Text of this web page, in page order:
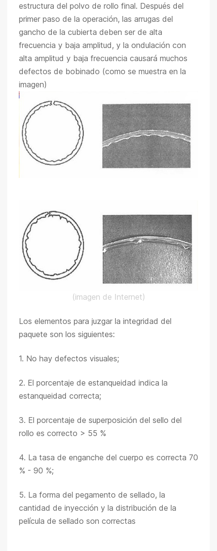
estructura del polvo de rollo final. Después del
primer paso de la operación, las arrugas del
gancho de la cubierta deben ser de alta
frecuencia y baja amplitud, y la ondulación con
alta amplitud y baja frecuencia causará muchos
defectos de bobinado (como se muestra en la
imagen)
(imagen de Internet)
Los elementos para juzgar la integridad del
paquete son los siguientes:
1. No hay defectos visuales;
2. El porcentaje de estanqueidad indica la
estanqueidad correcta;
3. El porcentaje de superposición del sello del
rollo es correcto > 55 %
4. La tasa de enganche del cuerpo es correcta 70
% - 90 %;
5. La forma del pegamento de sellado, la
cantidad de inyección y la distribución de la
película de sellado son correctas